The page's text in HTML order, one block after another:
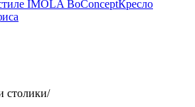
IMOLA BoConceptКресло
столики/